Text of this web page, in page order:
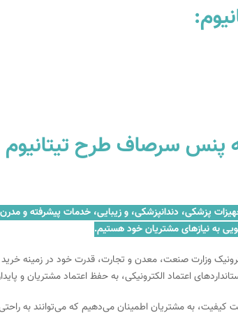
که پنس سرصاف طرح
فروش و تعمیر تجهیزات پزشکی، دندانپزشکی، و زیبایی،
به نیازهای مشتریان خود هستیم.
وزارت صنعت، معدن و تجارت، قدرت خود در زمینه
اعتماد الکترونیکی، به حفظ اعتماد مشتریان و
به مشتریان اطمینان می‌دهیم که می‌توانند به